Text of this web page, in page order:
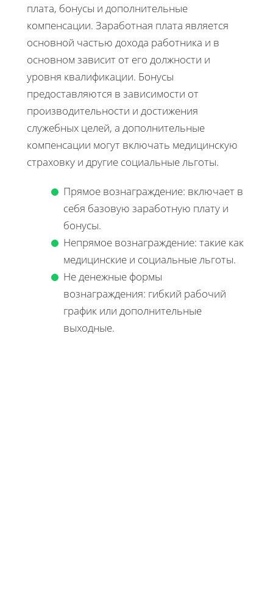
плата, бонусы и дополнительные
компенсации. Заработная плата является
основной частью дохода работника и в
основном зависит от его должности и
уровня квалификации. Бонусы
предоставляются в зависимости от
производительности и достижения
служебных целей, а дополнительные
компенсации могут включать медицинскую
страховку и другие социальные льготы.
Прямое вознаграждение: включает в
себя базовую заработную плату и
бонусы.
Непрямое вознаграждение: такие как
медицинские и социальные льготы.
Не денежные формы
вознаграждения: гибкий рабочий
график или дополнительные
выходные.